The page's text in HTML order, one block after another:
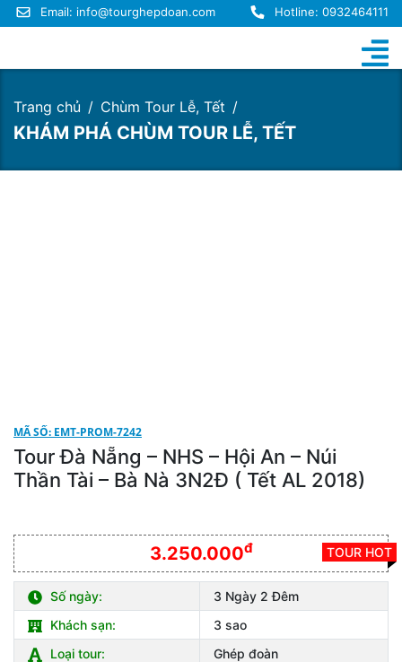
Email: info@tourghepdoan.com Hotline: 0932464111
Trang chủ Chùm Tour Lễ, Tết
KHÁM PHÁ CHÙM TOUR LỄ, TẾT
MÃ SỐ: EMT-PROM-7242
Tour Đà Nẵng – NHS – Hội An – Núi
Thần Tài – Bà Nà 3N2Đ ( Tết AL 2018)
3.250.000đ TOUR HOT
Số ngày:
3 Ngày 2 Đêm
Khách sạn:
3 sao
Loại tour:
Ghép đoàn